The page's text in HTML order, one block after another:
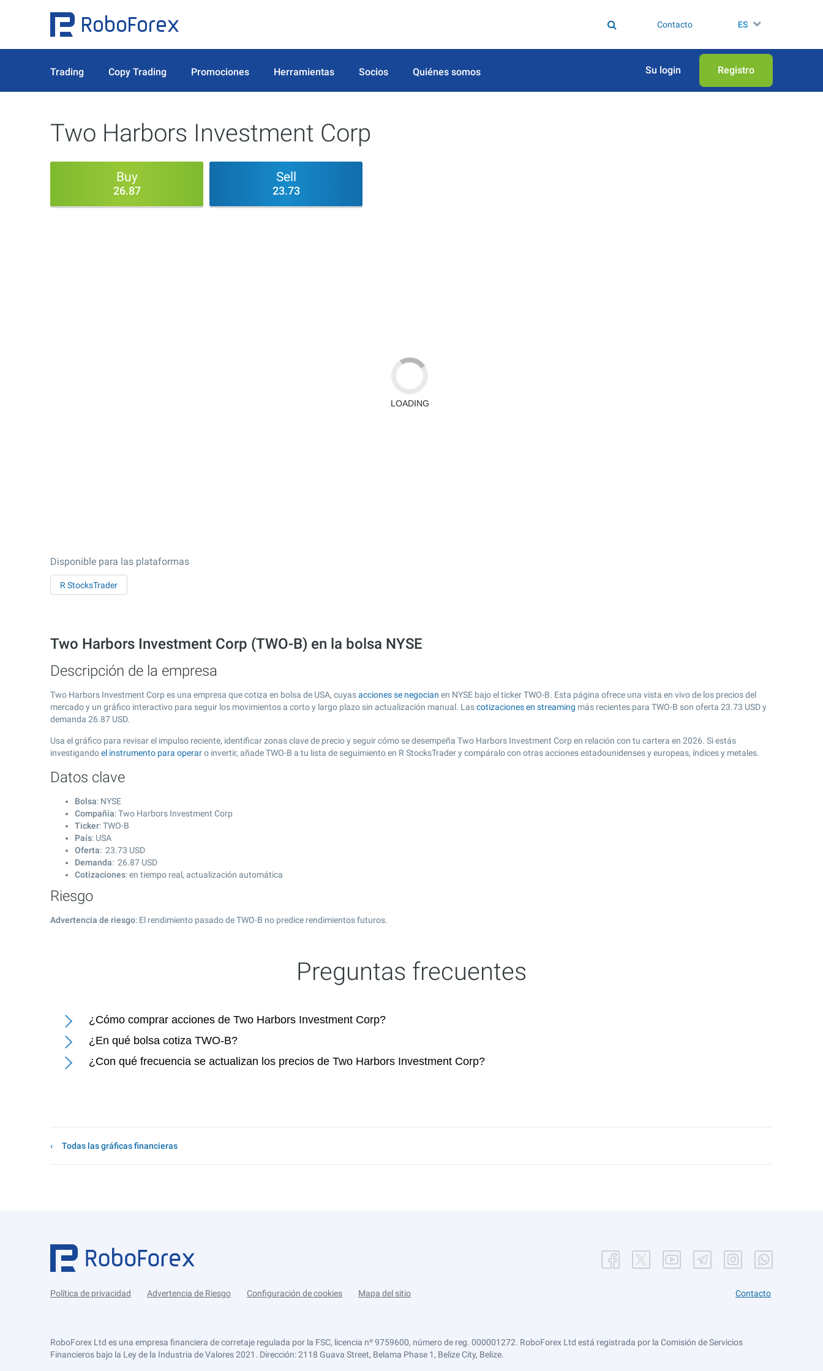
Contacto ES
Trading Copy Trading Promociones Herramientas Socios Quiénes somos Su login Registro
Two Harbors Investment Corp
Buy
26.87
Sell
23.73
Disponible para las plataformas
R StocksTrader
Two Harbors Investment Corp (TWO-B) en la bolsa NYSE
Descripción de la empresa
Two Harbors Investment Corp es una empresa que cotiza en bolsa de USA, cuyasacciones se negocian en NYSE bajo el ticker TWO-B. Esta página ofrece una vista en vivo de los precios del
mercado y un gráfico interactivo para seguir los movimientos a corto y largo plazo sin actualización manual. Lascotizaciones en streaming más recientes para TWO-B son oferta 23.73 USD y
demanda 26.87 USD.
Usa el gráfico para revisar el impulso reciente, identificar zonas clave de precio y seguir cómo se desempeña Two Harbors Investment Corp en relación con tu cartera en 2026. Si estás
investigandoel instrumento para operaro invertir, añade TWO-B a tu lista de seguimiento en R StocksTrader y compáralo con otras acciones estadounidenses y europeas, índices y metales.
Datos clave
Bolsa: NYSE
Compañía: Two Harbors Investment Corp
Ticker: TWO-B
País: USA
Oferta: 23.73 USD
Demanda: 26.87 USD
Cotizaciones: en tiempo real, actualización automática
Riesgo
Advertencia de riesgo: El rendimiento pasado de TWO-B no predice rendimientos futuros.
Preguntas frecuentes
¿Cómo comprar acciones de Two Harbors Investment Corp?
¿En qué bolsa cotiza TWO-B?
¿Con qué frecuencia se actualizan los precios de Two Harbors Investment Corp?
Todas las gráficas financieras
Política de privacidad Advertencia de Riesgo Configuración de cookies Mapa del sitio Contacto
RoboForex Ltd es una empresa financiera de corretaje regulada por la FSC, licencia nº 9759600, número de reg. 000001272. RoboForex Ltd está registrada por la Comisión de Servicios
Financieros bajo la Ley de la Industria de Valores 2021. Dirección: 2118 Guava Street, Belama Phase 1, Belize City, Belize.